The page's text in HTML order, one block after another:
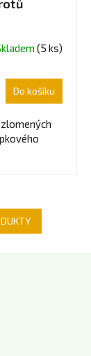
(5 ks)
Do košíku